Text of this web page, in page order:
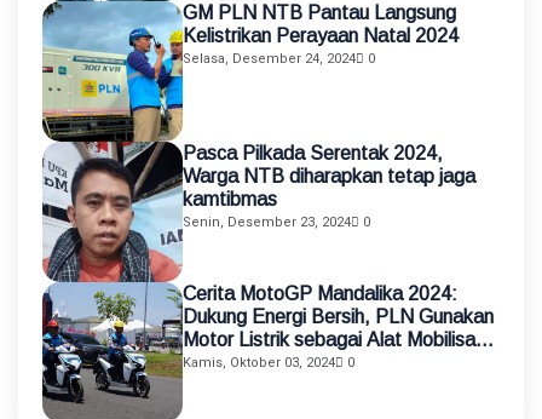
GM PLN NTB Pantau Langsung
Kelistrikan Perayaan Natal 2024
Selasa, Desember 24, 2024 0
Pasca Pilkada Serentak 2024,
Warga NTB diharapkan tetap jaga
kamtibmas
Senin, Desember 23, 2024 0
Cerita MotoGP Mandalika 2024:
Dukung Energi Bersih, PLN Gunakan
Motor Listrik sebagai Alat Mobilisasi
Petugas
Kamis, Oktober 03, 2024 0